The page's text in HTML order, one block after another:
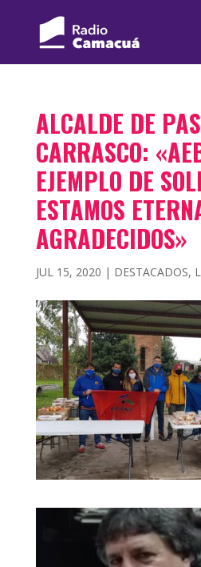
ALCALDE DE
CARRASCO:
EJEMPLO DE
ESTAMOS
AGRADECIDOS»
JUL 15, 2020 | DESTACADOS,